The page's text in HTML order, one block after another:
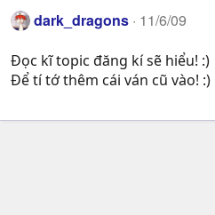
dark_dragons 11/6/09
Đọc kĩ topic đăng kí sẽ hiểu! :)
Để tí tớ thêm cái ván cũ vào! :)